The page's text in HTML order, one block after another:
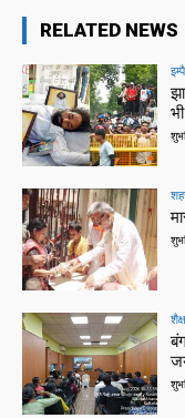
RELATED NEWS
भी